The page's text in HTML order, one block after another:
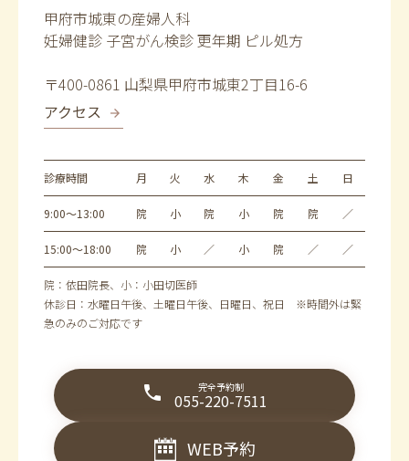
甲府市城東の産婦人科
妊婦健診 子宮がん検診 更年期 ピル処方
〒400-0861 山梨県甲府市城東2丁目16-6
アクセス
診療時間 月 火 水 木 金 土 日
9:00～13:00 院 小 院 小 院 院 ／
15:00～18:00 院 小 ／ 小 院 ／ ／
院：依田院長、小：小田切医師
休診日：水曜日午後、土曜日午後、日曜日、祝日 ※時間外は緊
急のみのご対応です
完全予約制
055-220-7511
WEB予約